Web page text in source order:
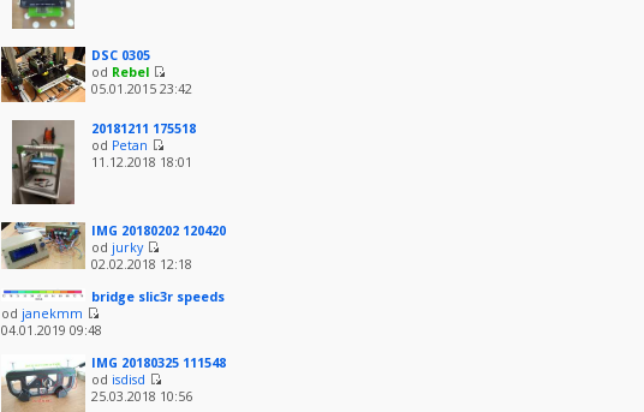
DSC 0305
od Rebel
05.01.2015 23:42
20181211 175518
od Petan
11.12.2018 18:01
IMG 20180202 120420
od jurky
02.02.2018 12:18
bridge slic3r speeds
od janekmm
04.01.2019 09:48
IMG 20180325 111548
od isdisd
25.03.2018 10:56